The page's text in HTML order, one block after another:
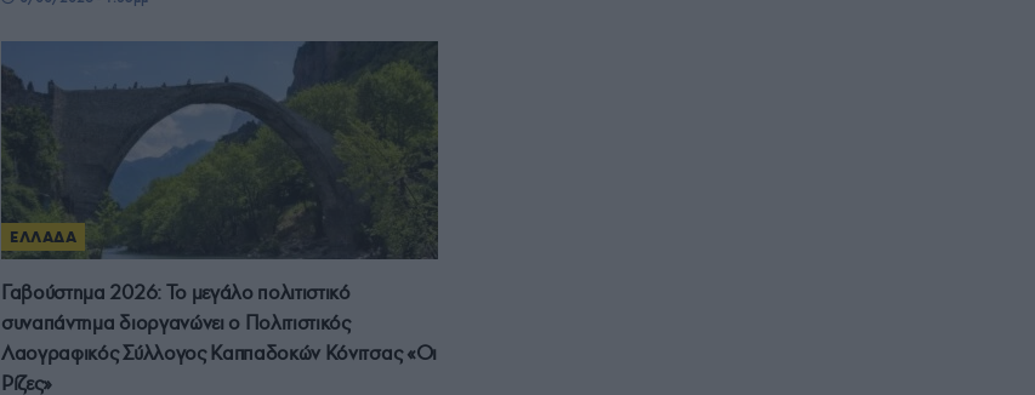
ΕΛΛΑΔΑ
Γαβούστημα 2026: Το μεγάλο πολιτιστικό
συναπάντημα διοργανώνει ο Πολιτιστικός
Λαογραφικός Σύλλογος Καππαδοκών Κόνιτσας «Οι
Ρίζες»